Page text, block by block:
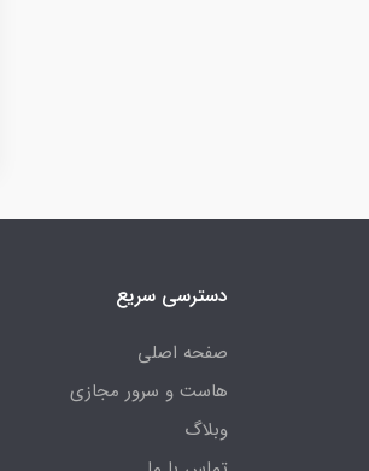
دسترسی سریع
صفحه اصلی
هاست و سرور مجازی
وبلاگ